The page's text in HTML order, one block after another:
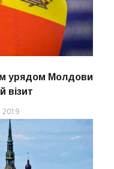
урядом Молдови
візит
2019